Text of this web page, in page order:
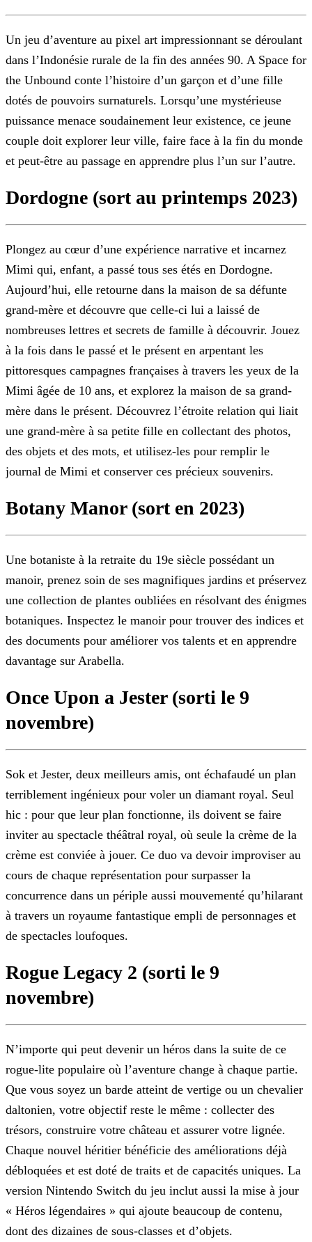
Un jeu d’aventure au pixel art impressionnant se déroulant
dans l’Indonésie rurale de la fin des années 90. A Space for
the Unbound conte l’histoire d’un garçon et d’une fille
dotés de pouvoirs surnaturels. Lorsqu’une mystérieuse
puissance menace soudainement leur existence, ce jeune
couple doit explorer leur ville, faire face à la fin du monde
et peut-être au passage en apprendre plus l’un sur l’autre.
Dordogne (sort au printemps 2023)
Plongez au cœur d’une expérience narrative et incarnez
Mimi qui, enfant, a passé tous ses étés en Dordogne.
Aujourd’hui, elle retourne dans la maison de sa défunte
grand-mère et découvre que celle-ci lui a laissé de
nombreuses lettres et secrets de famille à découvrir. Jouez
à la fois dans le passé et le présent en arpentant les
pittoresques campagnes françaises à travers les yeux de la
Mimi âgée de 10 ans, et explorez la maison de sa grand-
mère dans le présent. Découvrez l’étroite relation qui liait
une grand-mère à sa petite fille en collectant des photos,
des objets et des mots, et utilisez-les pour remplir le
journal de Mimi et conserver ces précieux souvenirs.
Botany Manor (sort en 2023)
Une botaniste à la retraite du 19e siècle possédant un
manoir, prenez soin de ses magnifiques jardins et préservez
une collection de plantes oubliées en résolvant des énigmes
botaniques. Inspectez le manoir pour trouver des indices et
des documents pour améliorer vos talents et en apprendre
davantage sur Arabella.
Once Upon a Jester (sorti le 9
novembre)
Sok et Jester, deux meilleurs amis, ont échafaudé un plan
terriblement ingénieux pour voler un diamant royal. Seul
hic : pour que leur plan fonctionne, ils doivent se faire
inviter au spectacle théâtral royal, où seule la crème de la
crème est conviée à jouer. Ce duo va devoir improviser au
cours de chaque représentation pour surpasser la
concurrence dans un périple aussi mouvementé qu’hilarant
à travers un royaume fantastique empli de personnages et
de spectacles loufoques.
Rogue Legacy 2 (sorti le 9
novembre)
N’importe qui peut devenir un héros dans la suite de ce
rogue-lite populaire où l’aventure change à chaque partie.
Que vous soyez un barde atteint de vertige ou un chevalier
daltonien, votre objectif reste le même : collecter des
trésors, construire votre château et assurer votre lignée.
Chaque nouvel héritier bénéficie des améliorations déjà
débloquées et est doté de traits et de capacités uniques. La
version Nintendo Switch du jeu inclut aussi la mise à jour
« Héros légendaires » qui ajoute beaucoup de contenu,
dont des dizaines de sous-classes et d’objets.